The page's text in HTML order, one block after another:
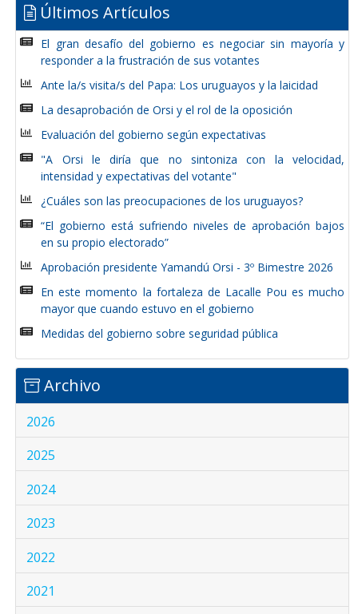
Últimos Artículos
El gran desafío del gobierno es negociar sin mayoría y
responder a la frustración de sus votantes
Ante la/s visita/s del Papa: Los uruguayos y la laicidad
La desaprobación de Orsi y el rol de la oposición
Evaluación del gobierno según expectativas
"A Orsi le diría que no sintoniza con la velocidad,
intensidad y expectativas del votante"
¿Cuáles son las preocupaciones de los uruguayos?
“El gobierno está sufriendo niveles de aprobación bajos
en su propio electorado”
Aprobación presidente Yamandú Orsi - 3º Bimestre 2026
En este momento la fortaleza de Lacalle Pou es mucho
mayor que cuando estuvo en el gobierno
Medidas del gobierno sobre seguridad pública
Archivo
2026
2025
2024
2023
2022
2021